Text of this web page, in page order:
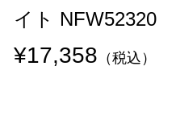
イト NFW52320
¥17,358 （税込）